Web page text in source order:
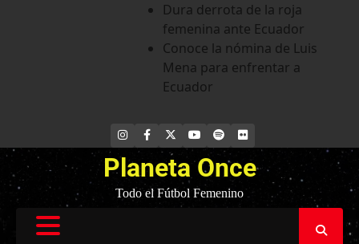
Dura derrota de la roja
femenina ante Ecuador
Conoce la nómina de Luis
Mena para enfrentar a
Ecuador
INSTAGRAM
FACEBOOK YOUTUBE
SPOTIFYFLICKR
Planeta Once
Todo el Fútbol Femenino